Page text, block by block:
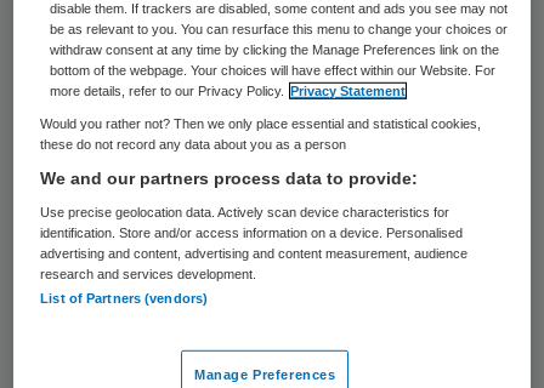
Sms
De medicijnenautomaat is een
afhaalsysteem waarmee patiënten veilig,
snel en eenvoudig medicijnen kunnen
afhalen, zonder tussenkomst van een
apothekersassistent. Als de apotheek het
recept heeft verwerkt, worden de
klant krijgt een afhaalbericht per sms met
disable them. If trackers are disabled, some content and ads you see may not
be as relevant to you. You can resurface this menu to change your choices or
withdraw consent at any time by clicking the Manage Preferences link on the
bottom of the webpage. Your choices will have effect within our Website. For
more details, refer to our Privacy Policy.
Privacy Statement
Would you rather not? Then we only place essential and statistical cookies,
these do not record any data about you as a person
We and our partners process data to provide:
Use precise geolocation data. Actively scan device characteristics for
identification. Store and/or access information on a device. Personalised
advertising and content, advertising and content measurement, audience
research and services development.
List of Partners (vendors)
Manage Preferences